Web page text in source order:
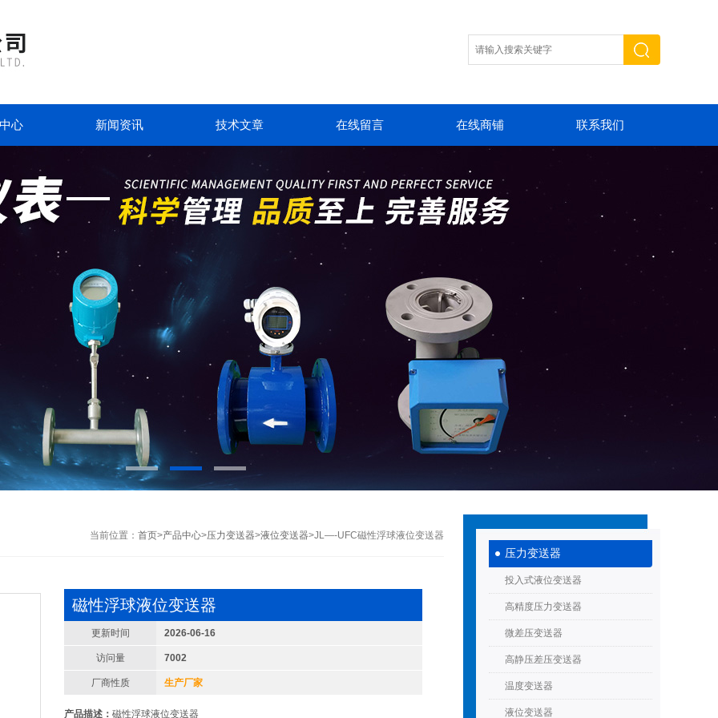
心 新闻资讯 技术文章 在线留言 在线商铺 联系我们
压力变送器
投入式液位变送器
高精度压力变送器
微差压变送器
高静压差压变送器
温度变送器
液位变送器
当前位置： 首页>产品中心>压力变送器>液位变送器>JL—-UFC磁性浮球液位变送器
磁性浮球液位变送器
更新时间 2026-06-16
访问量 7002
厂商性质 生产厂家
产品描述：磁性浮球液位变送器